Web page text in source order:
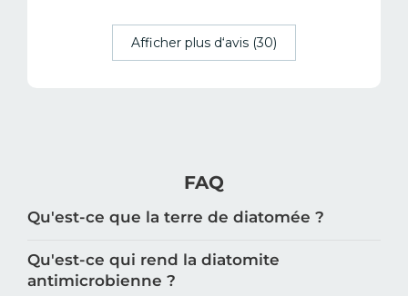
Afficher plus d‘avis (30)
FAQ
Qu'est-ce que la terre de diatomée ?
Qu'est-ce qui rend la diatomite
antimicrobienne ?